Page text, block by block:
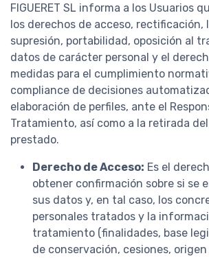
FIGUERET SL informa a los Usuarios
los derechos de acceso, rectificación,
supresión, portabilidad, oposición al
datos de carácter personal y el
medidas para el cumplimiento
compliance de decisiones
elaboración de perfiles, ante el
Tratamiento, así como a la retirada
prestado.
Derecho de Acceso: Es el
obtener confirmación sobre si se
sus datos y, en tal caso, los
personales tratados y la
tratamiento (finalidades, base
de conservación, cesiones,